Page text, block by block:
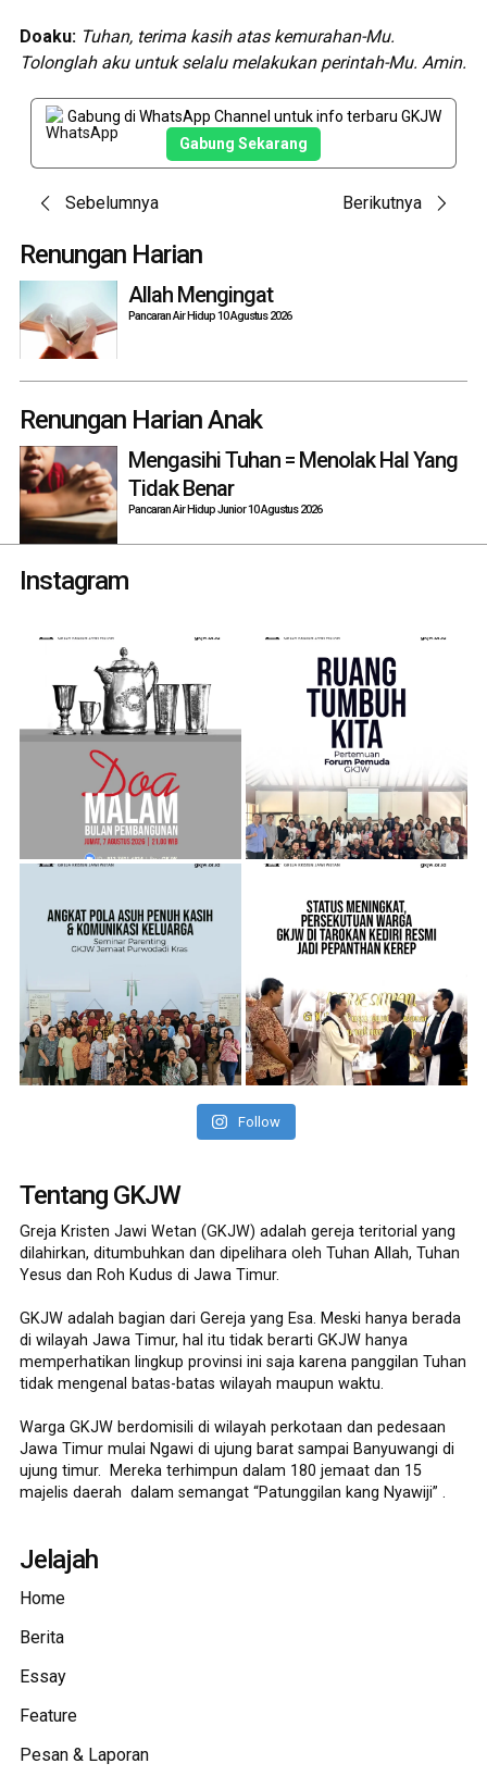
Doaku: Tuhan, terima kasih atas kemurahan-Mu.
Tolonglah aku untuk selalu melakukan perintah-Mu. Amin.
Gabung di WhatsApp Channel untuk info terbaru GKJW
Gabung Sekarang
Post
navigation
Sebelumnya Berikutnya
Renungan Harian
Allah Mengingat
Pancaran Air Hidup 10 Agustus 2026
Renungan Harian Anak
Mengasihi Tuhan = Menolak Hal Yang
Tidak Benar
Pancaran Air Hidup Junior 10 Agustus 2026
Instagram
Follow
Tentang GKJW
Greja Kristen Jawi Wetan (GKJW) adalah gereja teritorial yang
dilahirkan, ditumbuhkan dan dipelihara oleh Tuhan Allah, Tuhan
Yesus dan Roh Kudus di Jawa Timur.
GKJW adalah bagian dari Gereja yang Esa. Meski hanya berada
di wilayah Jawa Timur, hal itu tidak berarti GKJW hanya
memperhatikan lingkup provinsi ini saja karena panggilan Tuhan
tidak mengenal batas-batas wilayah maupun waktu.
Warga GKJW berdomisili di wilayah perkotaan dan pedesaan
Jawa Timur mulai Ngawi di ujung barat sampai Banyuwangi di
ujung timur. Mereka terhimpun dalam 180 jemaat dan 15
majelis daerah dalam semangat “Patunggilan kang Nyawiji” .
Jelajah
Home
Berita
Essay
Feature
Pesan & Laporan